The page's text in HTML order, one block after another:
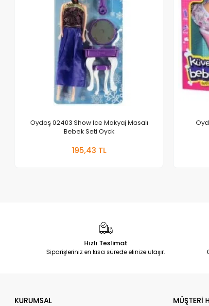
Oydaş 02403 Show Ice Makyaj Masalı
Bebek Seti Oyck
195,43 TL
Hızlı Teslimat
Siparişleriniz en kısa sürede elinize ulaşır.
KURUMSAL MÜŞTERİ